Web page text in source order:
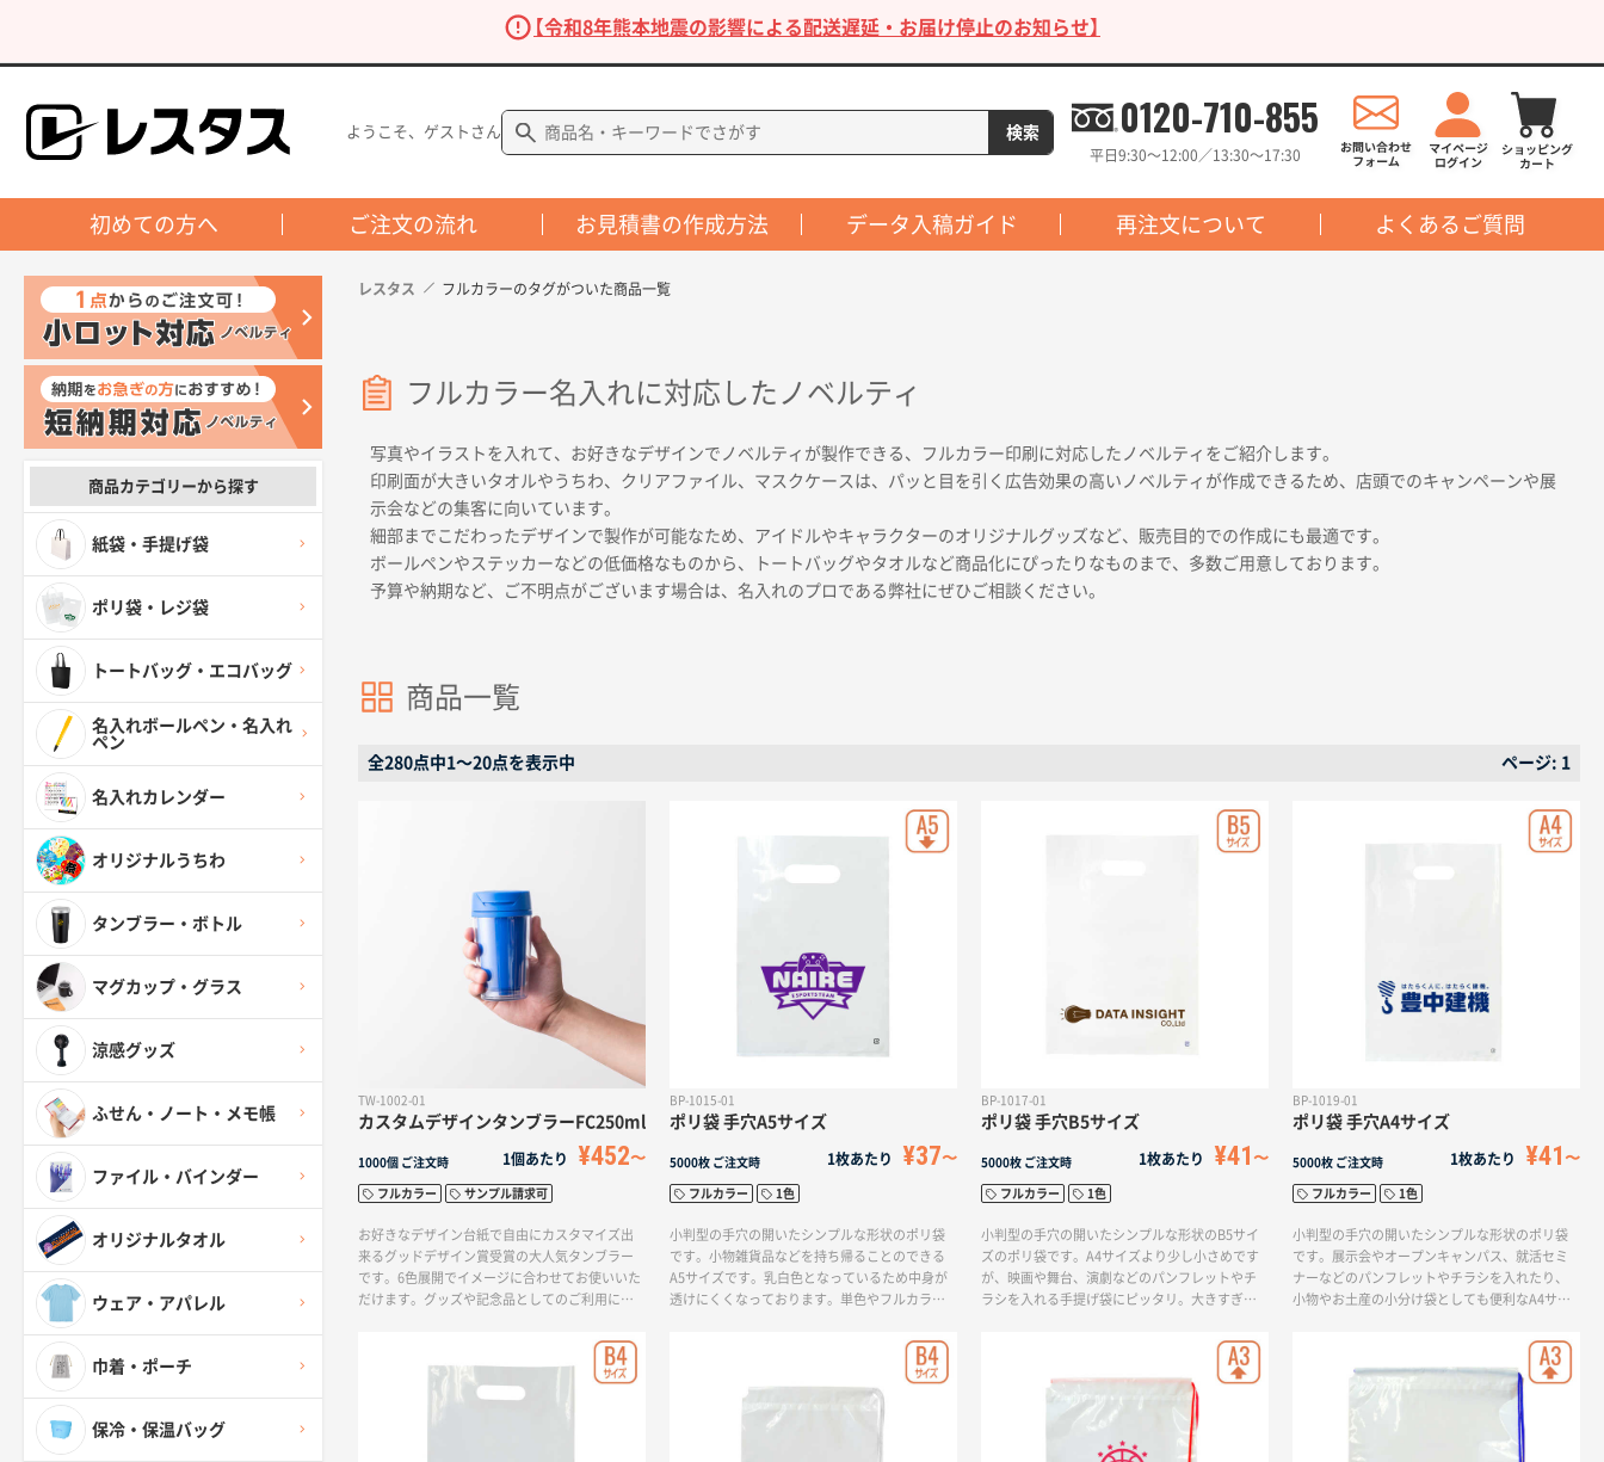
【令和8年熊本地震の影響による配送遅延・お届け停止のお知らせ】
ようこそ、ゲストさん 0120-710-855
平日9:30〜12:00／13:30〜17:30
初めての方へ ご注文の流れ お見積書の作成方法 データ入稿ガイド 再注文について よくあるご質問
商品カテゴリーから探す
紙袋・手提げ袋
ポリ袋・レジ袋
トートバッグ・エコバッグ
名入れボールペン・名入れ
ペン
名入れカレンダー
オリジナルうちわ
タンブラー・ボトル
マグカップ・グラス
涼感グッズ
ふせん・ノート・メモ帳
ファイル・バインダー
オリジナルタオル
ウェア・アパレル
巾着・ポーチ
保冷・保温バッグ
レスタス フルカラーのタグがついた商品一覧
フルカラー名入れに対応したノベルティ
写真やイラストを入れて、お好きなデザインでノベルティが製作できる、フルカラー印刷に対応したノベルティをご紹介します。
印刷面が大きいタオルやうちわ、クリアファイル、マスクケースは、パッと目を引く広告効果の高いノベルティが作成できるため、店頭でのキャンペーンや展
示会などの集客に向いています。
細部までこだわったデザインで製作が可能なため、アイドルやキャラクターのオリジナルグッズなど、販売目的での作成にも最適です。
ボールペンやステッカーなどの低価格なものから、トートバッグやタオルなど商品化にぴったりなものまで、多数ご用意しております。
予算や納期など、ご不明点がございます場合は、名入れのプロである弊社にぜひご相談ください。
商品一覧
全280点中1〜20点を表示中 ページ: 1
TW-1002-01
カスタムデザインタンブラーFC250ml
1000個 ご注文時 1個あたり ¥452
フルカラー サンプル請求可
お好きなデザイン台紙で自由にカスタマイズ出
来るグッドデザイン賞受賞の大人気タンブラー
です。6色展開でイメージに合わせてお使いいた
だけます。グッズや記念品としてのご利用にお
BP-1015-01
ポリ袋 手穴A5サイズ
5000枚 ご注文時 1枚あたり ¥37
フルカラー 1色
小判型の手穴の開いたシンプルな形状のポリ袋
です。小物雑貨品などを持ち帰ることのできる
A5サイズです。乳白色となっているため中身が
透けにくくなっております。単色やフルカラー
リジナルのデザインで作成して頂けます。
BP-1017-01
ポリ袋 手穴B5サイズ
5000枚 ご注文時 1枚あたり ¥41
フルカラー 1色
小判型の手穴の開いたシンプルな形状のB5サイ
ズのポリ袋です。A4サイズより少し小さめです
が、映画や舞台、演劇などのパンフレットやチ
ラシを入れる手提げ袋にピッタリ。大きすぎな
BP-1019-01
ポリ袋 手穴A4サイズ
5000枚 ご注文時 1枚あたり ¥41
フルカラー 1色
小判型の手穴の開いたシンプルな形状のポリ袋
です。展示会やオープンキャンパス、就活セミ
ナーなどのパンフレットやチラシを入れたり、
小物やお土産の小分け袋としても便利なA4サイ
ーズなどを入れて様々なデザインを表現して頂